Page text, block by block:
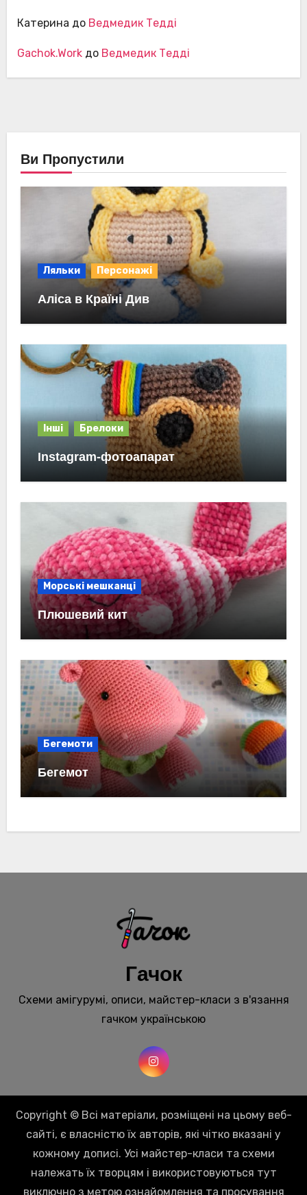
Катерина до Ведмедик Тедді
Gachok.Workдо Ведмедик Тедді
Ви Пропустили
Ляльки Персонажі
Аліса в Країні Див
Інші Брелоки
Instagram-фотоапарат
Морські мешканці
Плюшевий кит
Бегемоти
Бегемот
Гачок
Схеми амігурумі, описи, майстер-класи з в'язання
гачком українською
Copyright © Всі матеріали, розміщені на цьому веб-
сайті, є власністю їх авторів, які чітко вказані у
кожному дописі. Усі майстер-класи та схеми
належать їх творцям і використовуються тут
виключно з метою ознайомлення та просування